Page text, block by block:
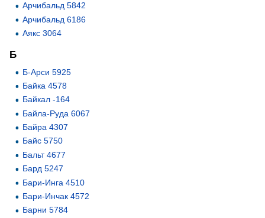
Арчибальд 5842
Арчибальд 6186
Аякс 3064
Б
Б-Арси 5925
Байка 4578
Байкал -164
Байла-Руда 6067
Байра 4307
Байс 5750
Бальт 4677
Бард 5247
Бари-Инга 4510
Бари-Инчак 4572
Барни 5784